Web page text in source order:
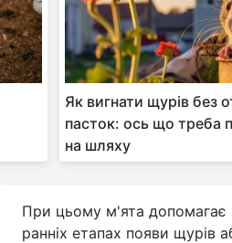
Як вигнати щурів без
пасток: ось що треба
на шляху
При цьому м'ята допомагає
ранніх етапах появи щурів